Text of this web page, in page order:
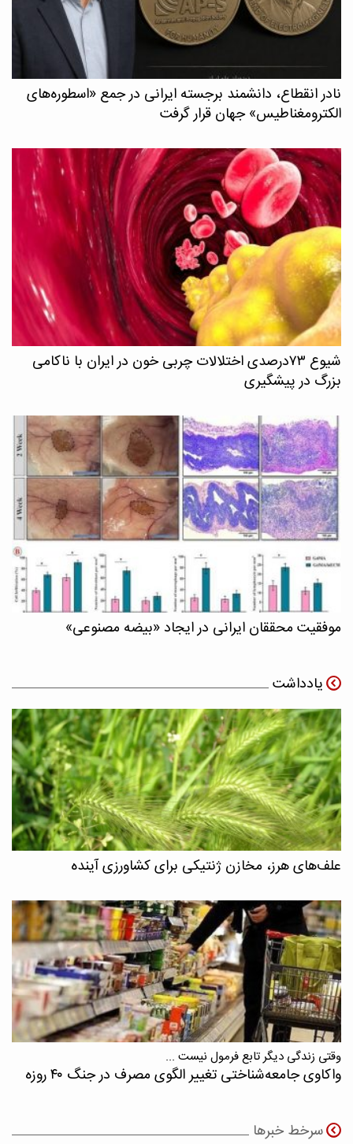
نادر انقطاع، دانشمند برجسته ایرانی در جمع «اسطوره‌های
الکترومغناطیس» جهان قرار گرفت
شیوع ۷۳درصدی اختلالات چربی خون در ایران با ناکامی
بزرگ در پیشگیری
موفقیت محققان ایرانی در ایجاد «بیضه مصنوعی»
یادداشت
علف‌های هرز، مخازن ژنتیکی برای کشاورزی آینده
وقتی زندگی دیگر تابع فرمول نیست ...
واکاوی جامعه‌شناختی تغییر الگوی مصرف در جنگ ۴۰ روزه
سرخط خبرها